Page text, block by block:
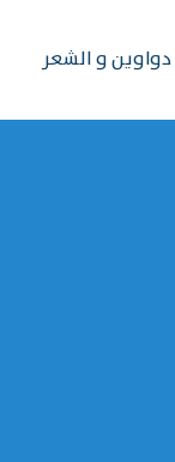
دواوين و الشعر